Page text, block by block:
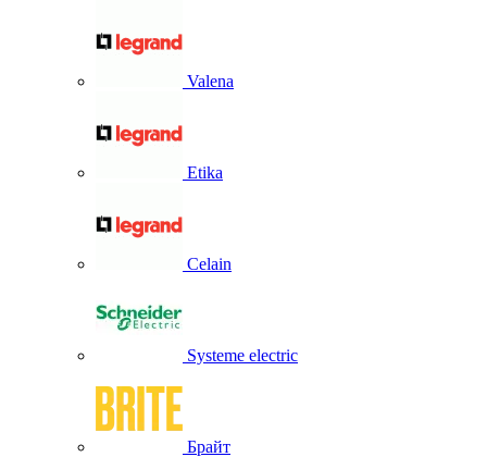
Valena
Etika
Celain
Systeme electric
Брайт